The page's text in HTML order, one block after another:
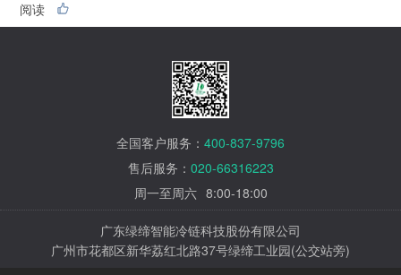
阅读
全国客户服务： 400-837-9796
售后服务： 020-66316223
周一至周六 8:00-18:00
广东绿缔智能冷链科技股份有限公司
广州市花都区新华荔红北路37号绿缔工业园(公交站旁)